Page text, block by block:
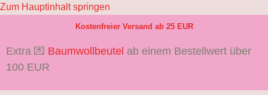
Zum Hauptinhalt springen
Kostenfreier Versand ab 25 EUR
Extra 💌 Baumwollbeutel ab einem Bestellwert über
100 EUR